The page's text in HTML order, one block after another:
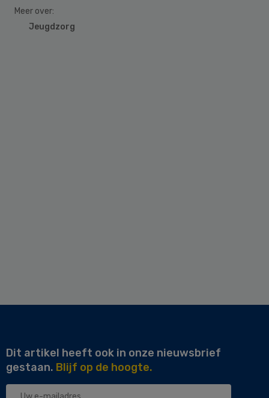
Meer over:
Jeugdzorg
Dit artikel heeft ook in onze nieuwsbrief
gestaan. Blijf op de hoogte.
Uw